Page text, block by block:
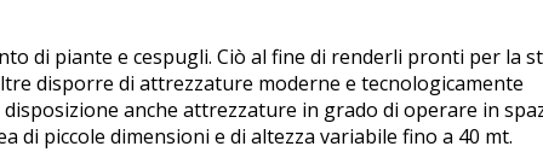
di piante e cespugli. Ciò al fine di renderli pronti per la
disporre di attrezzature moderne e tecnologicamente
anche attrezzature in grado di operare in
di piccole dimensioni e di altezza variabile fino a 40 mt.